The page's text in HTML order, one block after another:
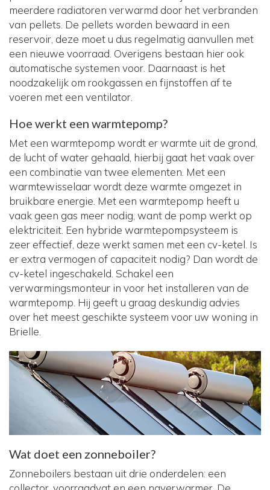
meerdere radiatoren verwarmd door het verbranden
van pellets. De pellets worden bewaard in een
reservoir, deze moet u dus regelmatig aanvullen met
een nieuwe voorraad. Overigens bestaan hier ook
automatische systemen voor. Daarnaast is het
noodzakelijk om rookgassen en fijnstoffen af te
voeren met een ventilator.
Hoe werkt een warmtepomp?
Met een warmtepomp wordt er warmte uit de grond,
de lucht of water gehaald, hierbij gaat het vaak over
een combinatie van twee elementen. Met een
warmtewisselaar wordt deze warmte omgezet in
bruikbare energie. Met een warmtepomp heeft u
vaak geen gas meer nodig, want de pomp werkt op
elektriciteit. Een hybride warmtepompsysteem is
zeer effectief, deze werkt samen met een cv-ketel. Is
er extra vermogen of capaciteit nodig? Dan wordt de
cv-ketel ingeschakeld. Schakel een
verwarmingsmonteur in voor het installeren van de
warmtepomp. Hij geeft u graag deskundig advies
over het meest geschikte systeem voor uw woning in
Brielle.
Wat doet een zonneboiler?
Zonneboilers bestaan uit drie onderdelen: een